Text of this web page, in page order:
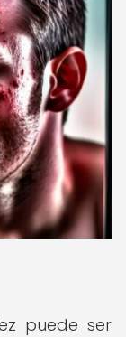
puede ser